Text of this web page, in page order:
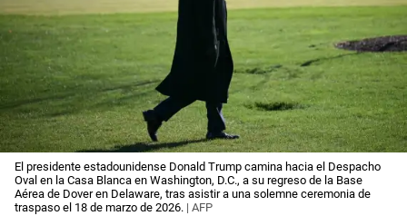
El presidente estadounidense Donald Trump camina hacia el Despacho
Oval en la Casa Blanca en Washington, D.C., a su regreso de la Base
Aérea de Dover en Delaware, tras asistir a una solemne ceremonia de
traspaso el 18 de marzo de 2026. | AFP